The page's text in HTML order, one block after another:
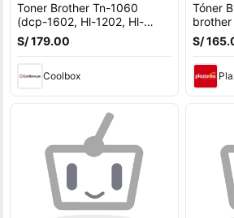
Toner Brother Tn-1060
(dcp-1602, Hl-1202, Hl-
1212w), 1000 páginas,
negro
S/ 179.00
Coolbox
Tóner
brother
DCP-
S/